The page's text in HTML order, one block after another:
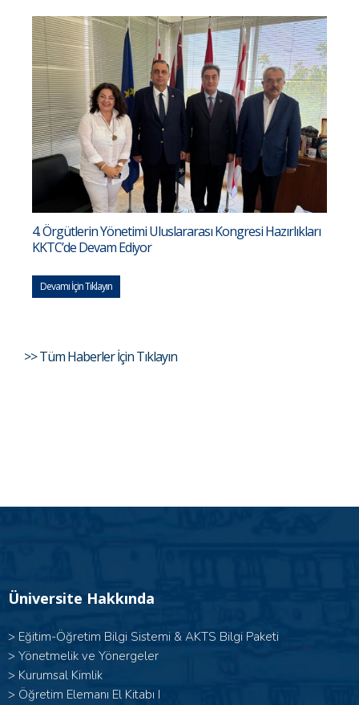
4. Örgütlerin Yönetimi Uluslararası Kongresi Hazırlıkları
KKTC’de Devam Ediyor
Devamı İçin Tıklayın
>> Tüm Haberler İçin Tıklayın
Üniversite Hakkında
> Eğitim-Öğretim Bilgi Sistemi & AKTS Bilgi Paketi
> Yönetmelik ve Yönergeler
> Kurumsal Kimlik
> Öğretim Elemanı El Kitabı I